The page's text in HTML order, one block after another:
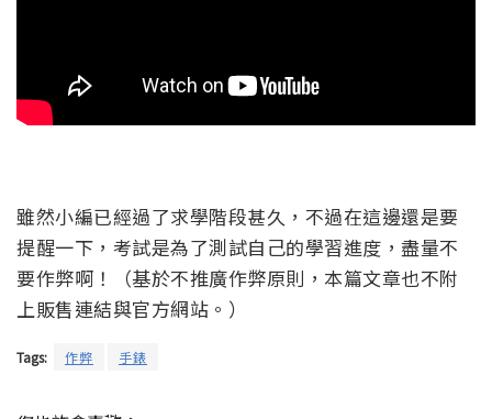
雖然小編已經過了求學階段甚久，不過在這邊還是要
提醒一下，考試是為了測試自己的學習進度，盡量不
要作弊啊！（基於不推廣作弊原則，本篇文章也不附
上販售連結與官方網站。）
Tags: 作弊 手錶